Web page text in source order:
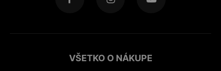
VŠETKO O NÁKUPE